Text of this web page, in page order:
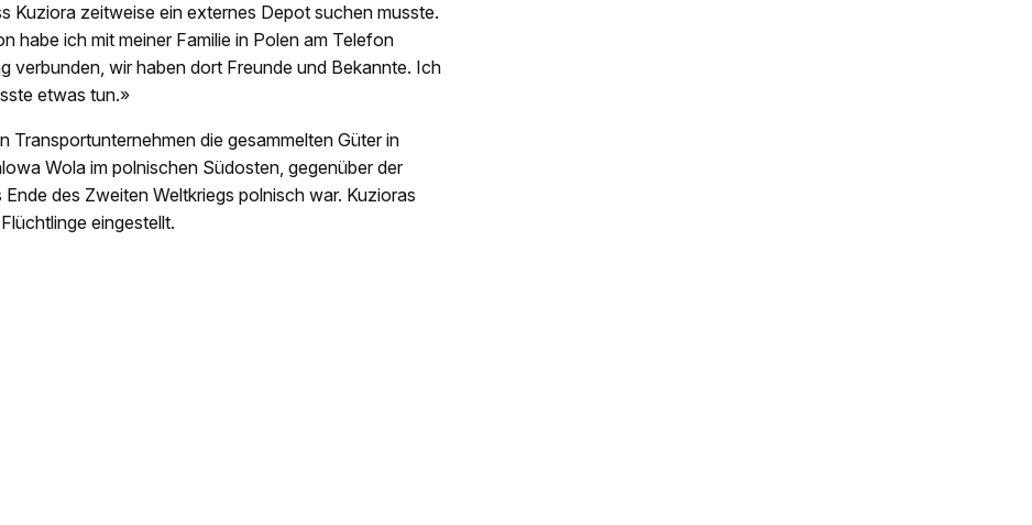
Kuziora zeitweise ein externes Depot suchen musste.
habe ich mit meiner Familie in Polen am Telefon
verbunden, wir haben dort Freunde und Bekannte. Ich
etwas tun.»
Transportunternehmen die gesammelten Güter in
Wola im polnischen Südosten, gegenüber der
des Zweiten Weltkriegs polnisch war. Kuzioras
eingestellt.